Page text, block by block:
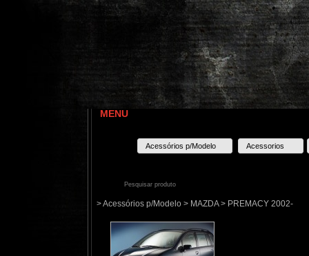
MENU
Acessórios p/Modelo Acessorios
> Acessórios p/Modelo > MAZDA > PREMACY 2002-